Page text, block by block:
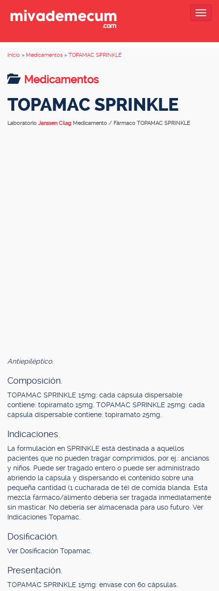
Inicio » Medicamentos » TOPAMAC SPRINKLE
Medicamentos
TOPAMAC SPRINKLE
Laboratorio Janssen Cilag Medicamento / Fármaco TOPAMAC SPRINKLE
Antiepiléptico.
Composición.
TOPAMAC SPRINKLE 15mg: cada cápsula dispersable
contiene: topiramato 15mg. TOPAMAC SPRINKLE 25mg: cada
cápsula dispersable contiene: topiramato 25mg.
Indicaciones.
La formulación en SPRINKLE está destinada a aquellos
pacientes que no pueden tragar comprimidos, por ej.: ancianos
y niños. Puede ser tragado entero o puede ser administrado
abriendo la cápsula y dispersando el contenido sobre una
pequeña cantidad (1 cucharada de té) de comida blanda. Esta
mezcla fármaco/alimento debería ser tragada inmediatamente
sin masticar. No debería ser almacenada para uso futuro. Ver
Indicaciones Topamac.
Dosificación.
Ver Dosificación Topamac.
Presentación.
TOPAMAC SPRINKLE 15mg: envase con 60 cápsulas.